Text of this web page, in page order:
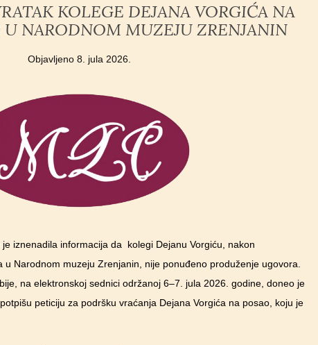
KOLEGE DEJANA VORGIĆA NA
NARODNOM MUZEJU ZRENJANIN
Objavljeno 8. jula 2026.
iznenadila informacija da kolegi Dejanu Vorgiću, nakon
Narodnom muzeju Zrenjanin, nije ponuđeno produženje ugovora.
na elektronskoj sednici održanoj 6‒7. jula 2026. godine, doneo je
peticiju za podršku vraćanja Dejana Vorgića na posao, koju je